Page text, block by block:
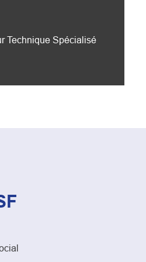
Technique Spécialisé